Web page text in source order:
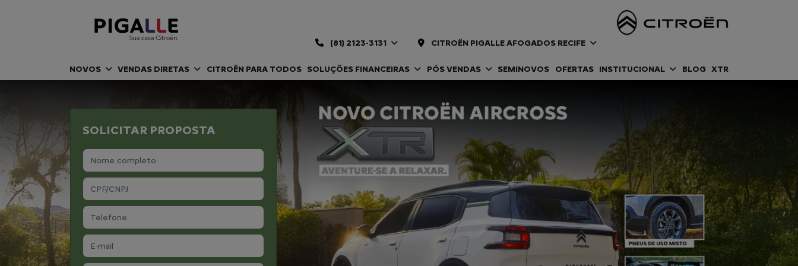
(81) 2123-3131 CITROËN PIGALLE AFOGADOS RECIFE
NOVOS VENDAS DIRETAS CITROËN PARA TODOS SOLUÇÕES FINANCEIRAS PÓS VENDAS SEMINOVOS OFERTAS INSTITUCIONAL BLOG XTR
SOLICITAR PROPOSTA